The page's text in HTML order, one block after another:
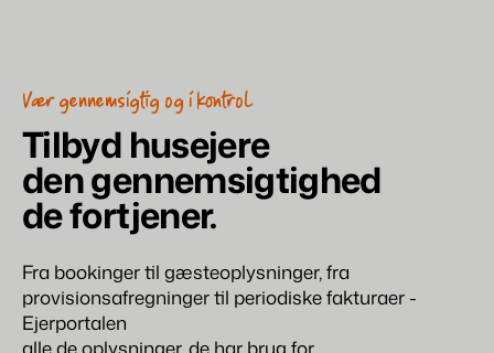
Vær gennemsigtig og i kontrol
Tilbyd husejere
den gennemsigtighed
de fortjener.
Fra bookinger til gæsteoplysninger, fra
provisionsafregninger til periodiske fakturaer -
Ejerportalen
alle de oplysninger, de har brug for.